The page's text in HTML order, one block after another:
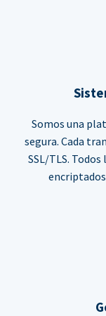
Somos una
segura. Cada
SSL/TLS.